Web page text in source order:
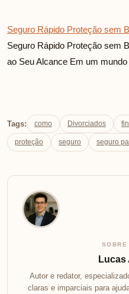
Seguro Rápido Proteção sem
Seguro Rápido Proteção sem
ao Seu Alcance Em um
Tags: como Divorciados
proteção seguro seguro
SOBRE
Lucas
Autor e redator,
claras e imparciais para